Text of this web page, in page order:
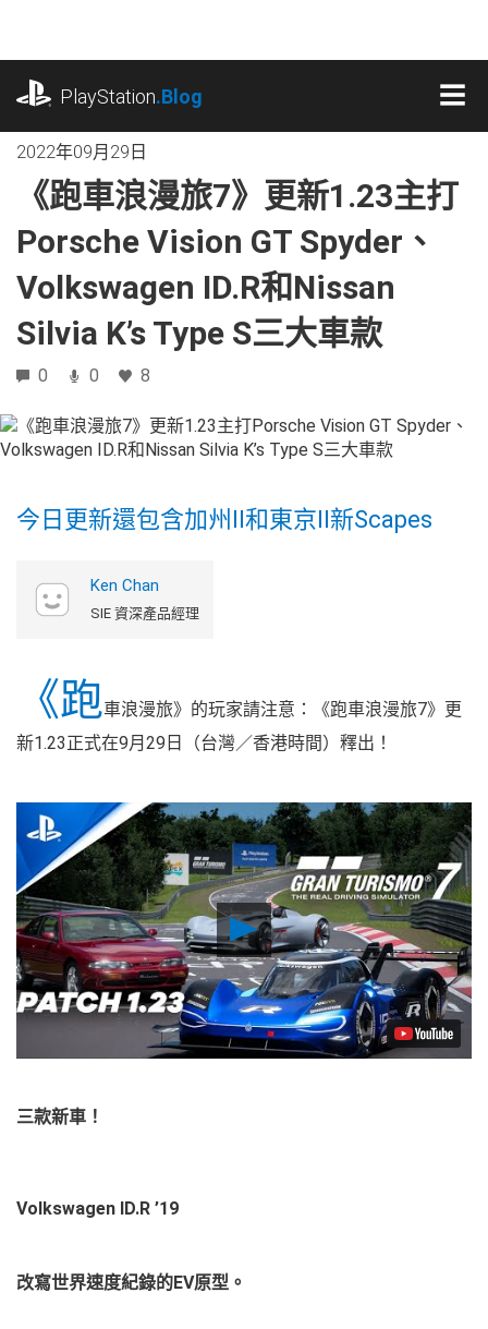
內
PlayStation.Blog
2022年09月29日
《跑車浪漫旅7》更新1.23主打
Porsche Vision GT Spyder、
Volkswagen ID.R和Nissan
Silvia K’s Type S三大車款
0 0 8
今日更新還包含加州II和東京II新Scapes
Ken Chan
SIE 資深產品經理
《跑車浪漫旅》的玩家請注意：《跑車浪漫旅7》更
新1.23正式在9月29日（台灣／香港時間）釋出！
Play
Video
三款新車！
Volkswagen ID.R ’19
改寫世界速度紀錄的EV原型。